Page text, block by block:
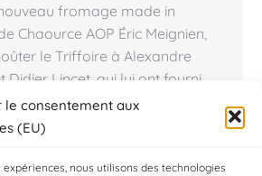
le consentement aux
(EU)
nous utilisons des technologies
fromage made in
Chaource AOP Éric Meignien,
le Triffoire à Alexandre
Didier Lincet, qui lui ont fourni
de base de sa création, la
et le chaource. Le fromager
à…